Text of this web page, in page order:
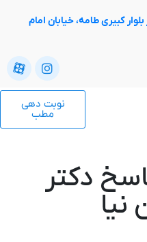
طامه، خیابان امام
نوبت دهی
دکتر